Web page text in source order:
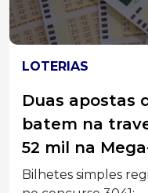
LOTERIAS
Duas apostas
batem na
52 mil na
Bilhetes simples